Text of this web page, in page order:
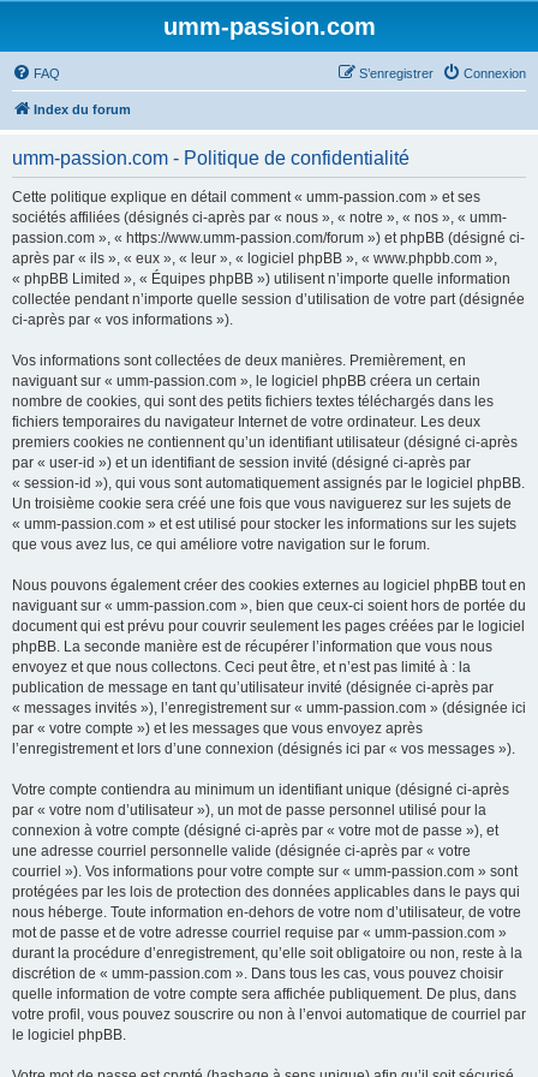
umm-passion.com
FAQ Connexion
S’enregistrer
Index du forum
umm-passion.com - Politique de confidentialité
Cette politique explique en détail comment « umm-passion.com » et ses
sociétés affiliées (désignés ci-après par « nous », « notre », « nos », « umm-
passion.com », « https://www.umm-passion.com/forum ») et phpBB (désigné ci-
après par « ils », « eux », « leur », « logiciel phpBB », « www.phpbb.com »,
« phpBB Limited », « Équipes phpBB ») utilisent n’importe quelle information
collectée pendant n’importe quelle session d’utilisation de votre part (désignée
ci-après par « vos informations »).
Vos informations sont collectées de deux manières. Premièrement, en
naviguant sur « umm-passion.com », le logiciel phpBB créera un certain
nombre de cookies, qui sont des petits fichiers textes téléchargés dans les
fichiers temporaires du navigateur Internet de votre ordinateur. Les deux
premiers cookies ne contiennent qu’un identifiant utilisateur (désigné ci-après
par « user-id ») et un identifiant de session invité (désigné ci-après par
« session-id »), qui vous sont automatiquement assignés par le logiciel phpBB.
Un troisième cookie sera créé une fois que vous naviguerez sur les sujets de
« umm-passion.com » et est utilisé pour stocker les informations sur les sujets
que vous avez lus, ce qui améliore votre navigation sur le forum.
Nous pouvons également créer des cookies externes au logiciel phpBB tout en
naviguant sur « umm-passion.com », bien que ceux-ci soient hors de portée du
document qui est prévu pour couvrir seulement les pages créées par le logiciel
phpBB. La seconde manière est de récupérer l’information que vous nous
envoyez et que nous collectons. Ceci peut être, et n’est pas limité à : la
publication de message en tant qu’utilisateur invité (désignée ci-après par
« messages invités »), l’enregistrement sur « umm-passion.com » (désignée ici
par « votre compte ») et les messages que vous envoyez après
l’enregistrement et lors d’une connexion (désignés ici par « vos messages »).
Votre compte contiendra au minimum un identifiant unique (désigné ci-après
par « votre nom d’utilisateur »), un mot de passe personnel utilisé pour la
connexion à votre compte (désigné ci-après par « votre mot de passe »), et
une adresse courriel personnelle valide (désignée ci-après par « votre
courriel »). Vos informations pour votre compte sur « umm-passion.com » sont
protégées par les lois de protection des données applicables dans le pays qui
nous héberge. Toute information en-dehors de votre nom d’utilisateur, de votre
mot de passe et de votre adresse courriel requise par « umm-passion.com »
durant la procédure d’enregistrement, qu’elle soit obligatoire ou non, reste à la
discrétion de « umm-passion.com ». Dans tous les cas, vous pouvez choisir
quelle information de votre compte sera affichée publiquement. De plus, dans
votre profil, vous pouvez souscrire ou non à l’envoi automatique de courriel par
le logiciel phpBB.